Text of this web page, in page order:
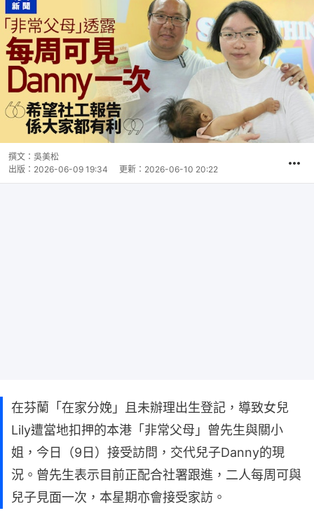
撰文： 吳美松
出版： 2026-06-09 19:34 更新： 2026-06-10 20:22
在芬蘭「在家分娩」且未辦理出生登記，導致女兒
Lily遭當地扣押的本港「非常父母」曾先生與關小
姐，今日（9日）接受訪問，交代兒子Danny的現
況。曾先生表示目前正配合社署跟進，二人每周可與
兒子見面一次，本星期亦會接受家訪。